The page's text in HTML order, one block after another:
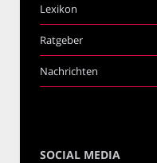
Lexikon
Ratgeber
Nachrichten
SOCIAL MEDIA